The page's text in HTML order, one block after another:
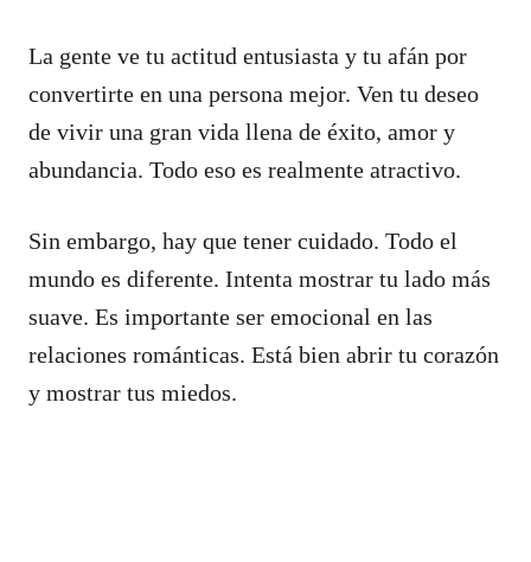
La gente ve tu actitud entusiasta y tu afán por
convertirte en una persona mejor. Ven tu deseo
de vivir una gran vida llena de éxito, amor y
abundancia. Todo eso es realmente atractivo.
Sin embargo, hay que tener cuidado. Todo el
mundo es diferente. Intenta mostrar tu lado más
suave. Es importante ser emocional en las
relaciones románticas. Está bien abrir tu corazón
y mostrar tus miedos.